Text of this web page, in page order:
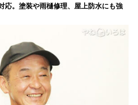
応。塗装や雨樋修理、屋上防水にも強